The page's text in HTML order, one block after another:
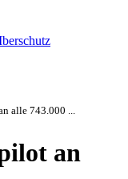
alle 743.000 ...
an